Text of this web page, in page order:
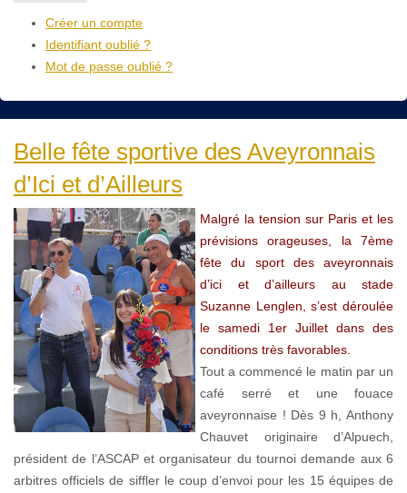
Créer un compte
Identifiant oublié ?
Mot de passe oublié ?
Belle fête sportive des Aveyronnais
d’Ici et d’Ailleurs
Malgré la tension sur Paris et les
prévisions orageuses, la 7ème
fête du sport des aveyronnais
d’ici et d’ailleurs au stade
Suzanne Lenglen, s’est déroulée
le samedi 1er Juillet dans des
conditions très favorables.
Tout a commencé le matin par un
café serré et une fouace
aveyronnaise ! Dès 9 h, Anthony
Chauvet originaire d’Alpuech,
président de l’ASCAP et organisateur du tournoi demande aux 6
arbitres officiels de siffler le coup d’envoi pour les 15 équipes de